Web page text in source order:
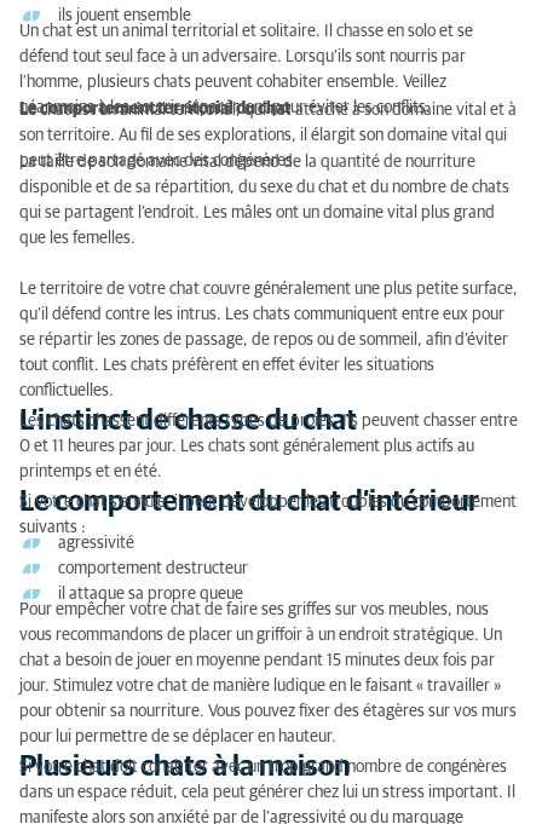
Reconnaître un chat stressé grâce à son langage
Comment savoir si votre chat est heureux avec
vous ?
ils jouent ensemble
Un chat est un animal territorial et solitaire. Il chasse en solo et se
défend tout seul face à un adversaire. Lorsqu’ils sont nourris par
l’homme, plusieurs chats peuvent cohabiter ensemble. Veillez
néanmoins à les nourrir séparément pour éviter les conflits.
Le comportement territorial du chat
Le chat est un animal territorial, qui est attaché à son domaine vital et à
son territoire. Au fil de ses explorations, il élargit son domaine vital qui
peut être partagé avec des congénères.
La taille de son domaine vital dépend de la quantité de nourriture
disponible et de sa répartition, du sexe du chat et du nombre de chats
qui se partagent l’endroit. Les mâles ont un domaine vital plus grand
que les femelles.
Le territoire de votre chat couvre généralement une plus petite surface,
qu’il défend contre les intrus. Les chats communiquent entre eux pour
se répartir les zones de passage, de repos ou de sommeil, afin d’éviter
tout conflit. Les chats préfèrent en effet éviter les situations
conflictuelles.
L’instinct de chasse du chat
Les chats chassent différents types de proies. Ils peuvent chasser entre
0 et 11 heures par jour. Les chats sont généralement plus actifs au
printemps et en été.
Le comportement du chat d’intérieur
Si votre chat s’ennuie, il peut développer les troubles du comportement
suivants :
agressivité
comportement destructeur
il attaque sa propre queue
Pour empêcher votre chat de faire ses griffes sur vos meubles, nous
vous recommandons de placer un griffoir à un endroit stratégique. Un
chat a besoin de jouer en moyenne pendant 15 minutes deux fois par
jour. Stimulez votre chat de manière ludique en le faisant « travailler »
pour obtenir sa nourriture. Vous pouvez fixer des étagères sur vos murs
pour lui permettre de se déplacer en hauteur.
Plusieurs chats à la maison
Si votre chat doit cohabiter avec un trop grand nombre de congénères
dans un espace réduit, cela peut générer chez lui un stress important. Il
manifeste alors son anxiété par de l’agressivité ou du marquage